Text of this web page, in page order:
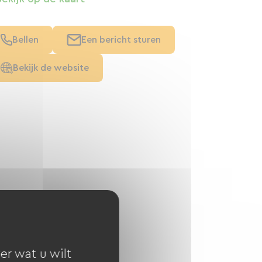
Bellen Een bericht sturen
Bekijk de website
wat u wilt